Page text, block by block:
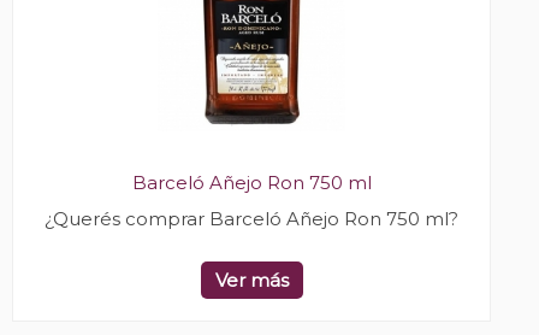
Barceló Añejo Ron 750 ml
¿Querés comprar Barceló Añejo Ron 750 ml?
Ver más